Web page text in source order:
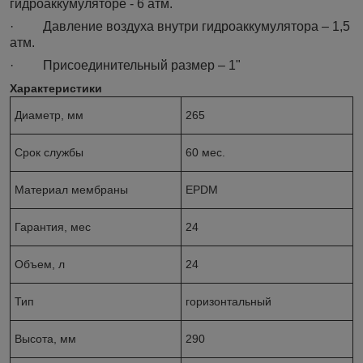
гидроаккумуляторе - 6 атм.
· Давление воздуха внутри гидроаккумулятора – 1,5
атм.
· Присоединительный размер – 1"
Характеристики
Диаметр, мм 265
Срок службы 60 мес.
Материал мембраны EPDM
Гарантия, мес 24
Объем, л 24
Тип горизонтальный
Высота, мм 290